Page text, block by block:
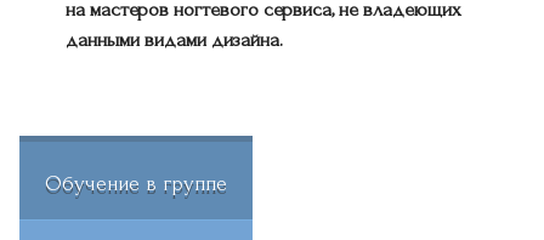
на мастеров ногтевого сервиса, не владеющих
данными видами дизайна.
Обучение в группе